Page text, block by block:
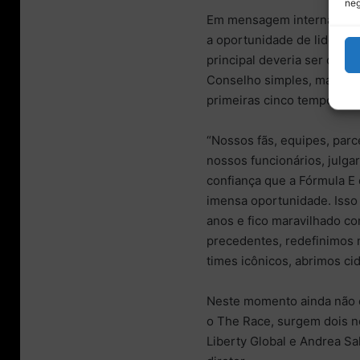
Em mensagem interna
a oportunidade de liderar
principal deveria ser
Conselho simples, mas
primeiras cinco
“Nossos fãs, equipes,
nossos funcionários,
confiança que a Fórmula
imensa oportunidade.
anos e fico maravilhado
precedentes, redefinimos
times icônicos, abrimos
Neste momento ainda
o The Race, surgem dois
Liberty Global e Andrea